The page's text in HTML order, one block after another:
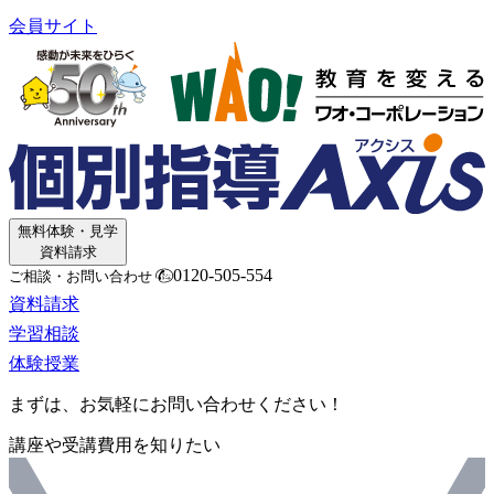
会員サイト
無料体験・見学
資料請求
ご相談・お問い合わせ
0120-505-554
資料請求
学習相談
体験授業
まずは、お気軽にお問い合わせください！
講座や受講費用を知りたい